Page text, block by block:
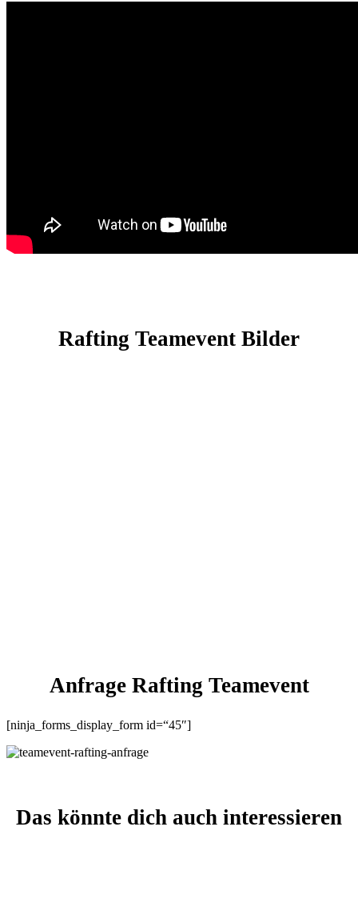
Rafting Teamevent Bilder
Anfrage Rafting Teamevent
[ninja_forms_display_form id=“45″]
Das könnte dich auch interessieren